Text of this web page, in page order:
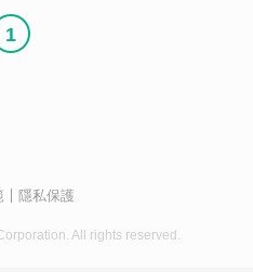
1
隱私保護
All rights reserved.